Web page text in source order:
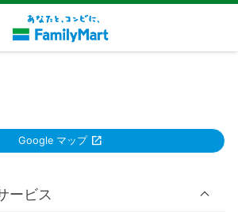
Google マップ
ービス